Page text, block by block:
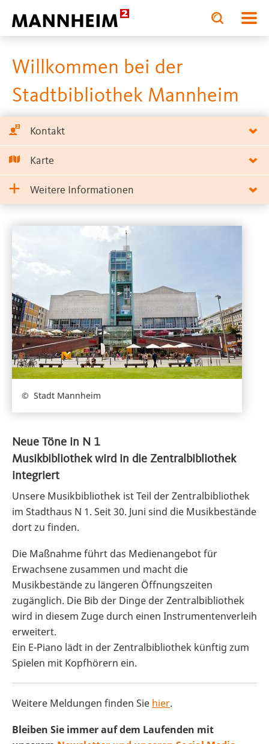
Toggle
search
input
Toggle
search
input
Willkommen bei der
Stadtbibliothek Mannheim
Kontakt
Karte
Weitere Informationen
Stadt Mannheim
Neue Töne in N 1
Musikbibliothek wird in die Zentralbibliothek
integriert
Unsere Musikbibliothek ist Teil der Zentralbibliothek
im Stadthaus N 1. Seit 30. Juni sind die Musikbestände
dort zu finden.
Die Maßnahme führt das Medienangebot für
Erwachsene zusammen und macht die
Musikbestände zu längeren Öffnungszeiten
zugänglich. Die Bib der Dinge der Zentralbibliothek
wird in diesem Zuge durch einen Instrumentenverleih
erweitert.
Ein E-Piano lädt in der Zentralbibliothek künftig zum
Spielen mit Kopfhörern ein.
Weitere Meldungen finden Sie hier.
Bleiben Sie immer auf dem Laufenden mit